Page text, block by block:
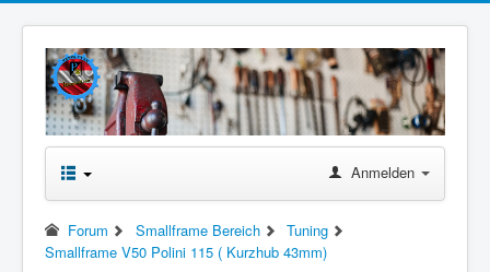
Anmelden
Forum Smallframe Bereich
Tuning
Smallframe V50 Polini 115 ( Kurzhub 43mm)